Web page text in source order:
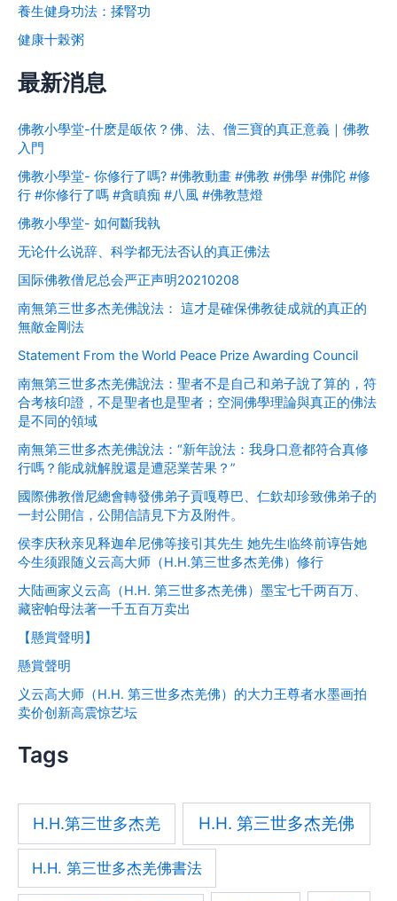
養生健身功法：揉腎功
健康十榖粥
最新消息
佛教小學堂-什麽是皈依？佛、法、僧三寶的真正意義｜佛教
入門
佛教小學堂- 你修行了嗎? #佛教動畫 #佛教 #佛學 #佛陀 #修
行 #你修行了嗎 #貪瞋痴 #八風 #佛教慧燈
佛教小學堂- 如何斷我執
无论什么说辞、科学都无法否认的真正佛法
国际佛教僧尼总会严正声明20210208
南無第三世多杰羌佛說法： 這才是確保佛教徒成就的真正的
無敵金剛法
Statement From the World Peace Prize Awarding Council
南無第三世多杰羌佛說法：聖者不是自己和弟子說了算的，符
合考核印證，不是聖者也是聖者；空洞佛學理論與真正的佛法
是不同的領域
南無第三世多杰羌佛說法：“新年說法：我身口意都符合真修
行嗎？能成就解脫還是遭惡業苦果？”
國際佛教僧尼總會轉發佛弟子貢嘎尊巴、仁欽却珍致佛弟子的
一封公開信，公開信請見下方及附件。
侯李庆秋亲见释迦牟尼佛等接引其先生 她先生临终前谆告她
今生须跟随义云高大师（H.H.第三世多杰羌佛）修行
大陆画家义云高（H.H. 第三世多杰羌佛）墨宝七千两百万、
藏密帕母法著一千五百万卖出
【懸賞聲明】
懸賞聲明
义云高大师（H.H. 第三世多杰羌佛）的大力王尊者水墨画拍
卖价创新高震惊艺坛
Tags
H.H.第三世多杰羌 H.H. 第三世多杰羌佛
H.H. 第三世多杰羌佛書法